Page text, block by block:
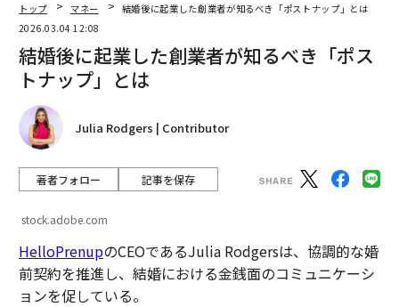
トップ マネー
結婚後に起業した創業者が知るべき「ポストナップ」とは
2026.03.04 12:08
結婚後に起業した創業者が知るべき「ポス
トナップ」とは
Julia Rodgers | Contributor
著者フォロー 記事を保存
stock.adobe.com
HelloPrenupのCEOであるJulia Rodgersは、協調的な婚
前契約を推進し、結婚における金銭面のコミュニケーシ
ョンを促している。